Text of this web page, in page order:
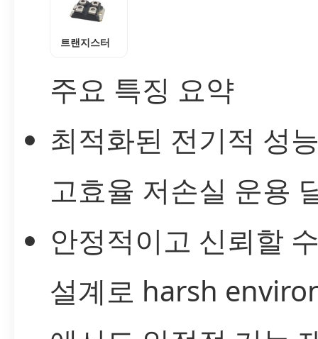
트랜지스터
주요 특징 요약
최적화된 전기적 성
고효율 저손실 운용
안정적이고 신뢰할
설계로 harsh